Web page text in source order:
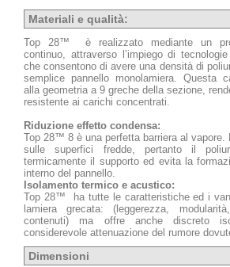
Materiali e qualità:
Top 28™ è realizzato mediante un
continuo, attraverso l’impiego di
che consentono di avere una densità di
semplice pannello monolamiera. Questa
alla geometria a 9 greche della sezione,
resistente ai carichi concentrati.
Riduzione effetto condensa:
Top 28™ 8 è una perfetta barriera al vapore.
sulle superfici fredde, pertanto il
termicamente il supporto ed evita la
interno del pannello.
Isolamento termico e acustico:
Top 28™ ha tutte le caratteristiche ed i
lamiera grecata: (leggerezza,
contenuti) ma offre anche discreto
considerevole attenuazione del rumore
Dimensioni